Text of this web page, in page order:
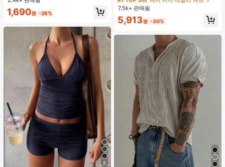
1,690원 -26%
9
업 탑, 여름
7.5k+ 판매됨
5,913원 -30%